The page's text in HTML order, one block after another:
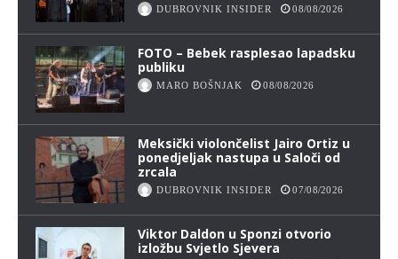
DUBROVNIK INSIDER 08/08/2026
FOTO – Bebek rasplesao lapadsku
publiku
MARO BOŠNJAK 08/08/2026
Meksički violončelist Jairo Ortiz u
ponedjeljak nastupa u Saloči od
zrcala
DUBROVNIK INSIDER 07/08/2026
Viktor Daldon u Sponzi otvorio
izložbu Svjetlo Sjevera